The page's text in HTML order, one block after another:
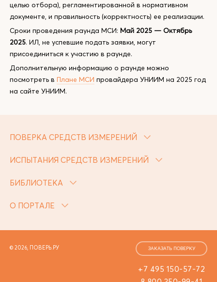
целью отбора), регламентированной в нормативном
документе, и правильность (корректность) ее реализации.
Сроки проведения раунда МСИ: Май 2025 — Октябрь
2025. ИЛ, не успевшие подать заявки, могут
присоединиться к участию в раунде.
Дополнительную информацию о раунде можно
посмотреть в Плане МСИ провайдера УНИИМ на 2025 год
на сайте УНИИМ.
ПОВЕРКА СРЕДСТВ ИЗМЕРЕНИЙ
ИСПЫТАНИЯ СРЕДСТВ ИЗМЕРЕНИЙ
БИБЛИОТЕКА
О ПОРТАЛЕ
© 2026, ПОВЕРЬ.РУ
+7 495 150-57-72
ЗАКАЗАТЬ ПОВЕРКУ